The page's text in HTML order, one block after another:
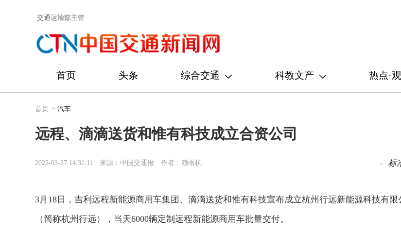
交通运输部主管
首页 头条 综合交通 科教文产 热点·
首页 > 汽车
远程、滴滴送货和惟有科技成立合资公司
2025-03-27 14:31:11 来源：中国交通报 作者：赖雨杭 - 标
3月18日，吉利远程新能源商用车集团、滴滴送货和惟有科技宣布成立杭州行远新能源科技有限
（简称杭州行远），当天6000辆定制远程新能源商用车批量交付。